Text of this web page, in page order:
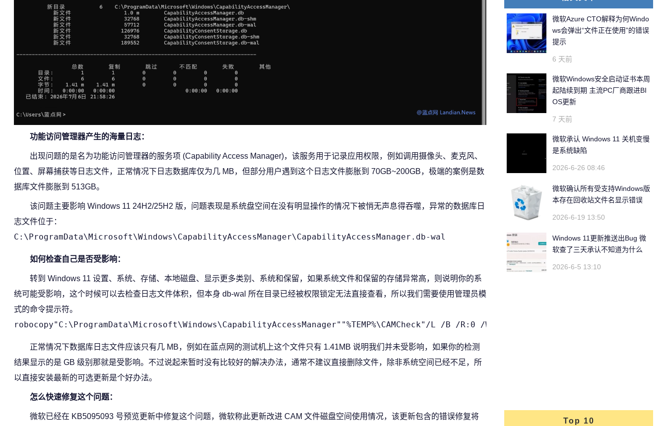
功能访问管理器产生的海量日志：
出现问题的是名为功能访问管理器的服务项 (Capability Access Manager)，该服务用于记录应用权限，例如调用摄像头、麦克风、
位置、屏幕捕获等日志文件，正常情况下日志数据库仅为几 MB，但部分用户遇到这个日志文件膨胀到 70GB~200GB，极端的案例是数
据库文件膨胀到 513GB。
该问题主要影响 Windows 11 24H2/25H2 版，问题表现是系统盘空间在没有明显操作的情况下被悄无声息得吞噬，异常的数据库日
志文件位于：
C:\ProgramData\Microsoft\Windows\CapabilityAccessManager\CapabilityAccessManager.db-wal
如何检查自己是否受影响：
转到 Windows 11 设置、系统、存储、本地磁盘、显示更多类别、系统和保留，如果系统文件和保留的存储异常高，则说明你的系
统可能受影响，这个时候可以去检查日志文件体积，但本身 db-wal 所在目录已经被权限锁定无法直接查看，所以我们需要使用管理员模
式的命令提示符。
robocopy"C:\ProgramData\Microsoft\Windows\CapabilityAccessManager""%TEMP%\CAMCheck"/L /B /R:0 /W:0 /NP
正常情况下数据库日志文件应该只有几 MB，例如在蓝点网的测试机上这个文件只有 1.41MB 说明我们并未受影响，如果你的检测
结果显示的是 GB 级别那就是受影响。不过说起来暂时没有比较好的解决办法，通常不建议直接删除文件，除非系统空间已经不足，所
以直接安装最新的可选更新是个好办法。
怎么快速修复这个问题：
微软已经在 KB5095093 号预览更新中修复这个问题，微软称此更新改进 CAM 文件磁盘空间使用情况，该更新包含的错误修复将
微软Azure CTO解释为何Windo
ws会弹出“文件正在使用”的错误
提示
6 天前
微软Windows安全启动证书本周
起陆续到期 主流PC厂商跟进BI
OS更新
7 天前
微软承认 Windows 11 关机变慢
是系统缺陷
2026-6-26 08:46
微软确认所有受支持Windows版
本存在回收站文件名显示错误
2026-6-19 13:50
Windows 11更新推送出Bug 微
软查了三天承认不知道为什么
2026-6-5 13:10
Top 10